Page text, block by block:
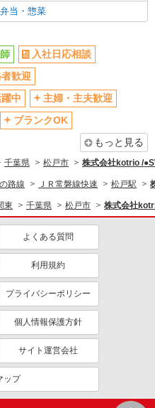
自転車通勤OK
産休・育休取得実績あり
各種手当（家族・役職・インセン
ティブなど）あり
研修制度あり
・福祉
ミドル（40代～）活躍中
車通勤OK
社会保険あり
弁当・惣菜
入社日応相談
歓迎
中
主婦・主夫歓迎
ブランクOK
もっと見る
千葉県 松戸市 株式会社kotrio /
路線 ＪＲ常磐線快速 松戸駅
東 千葉県 松戸市 株式会社
よくある質問
利用規約
プライバシーポリシー
個人情報保護方針
サイト運営会社
ップ